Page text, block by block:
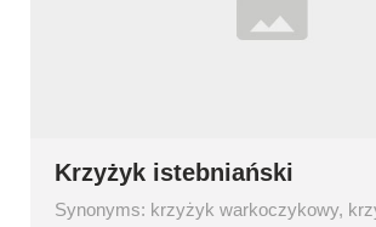
Krzyżyk istebniański
Synonyms: krzyżyk warkoczykowy,